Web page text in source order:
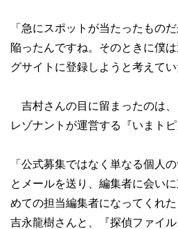
「急にスポットが当たったもの
陥ったんですね。そのときに僕
グサイトに登録しようと考えて
吉村さんの目に留まったのは
レゾナントが運営する『いまトピ
「公式募集ではなく単なる個人
とメールを送り、編集者に会い
めての担当編集者になってくれ
吉永龍樹さんと、『探偵ファイ